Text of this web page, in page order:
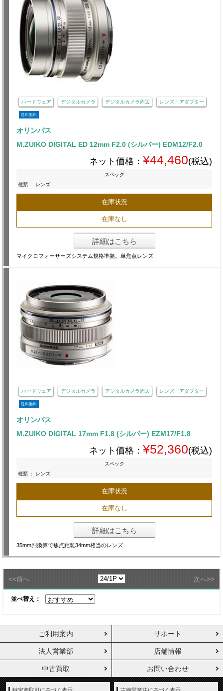
ハードウェア デジタルカメラ デジタルカメラ周辺 レンズ・アダプター
送料無料
オリンパス
M.ZUIKO DIGITAL ED 12mm F2.0 (シルバー) EDM12/F2.0
ネット価格： ¥44,460(税込)
スペック
種類
: レンズ
在庫状況
在庫なし
詳細はこちら
マイクロフォーサーズシステム規格準拠。単焦点レンズ
ハードウェア デジタルカメラ デジタルカメラ周辺 レンズ・アダプター
送料無料
オリンパス
M.ZUIKO DIGITAL 17mm F1.8 (シルバー) EZM17/F1.8
ネット価格： ¥52,360(税込)
スペック
種類
: レンズ
在庫状況
在庫なし
詳細はこちら
35mm判換算で焦点距離34mm相当のレンズ
<<前へ 次へ>>
並べ替え：
ご利用案内 サポート
法人営業部 店舗情報
中古買取 お問い合わせ